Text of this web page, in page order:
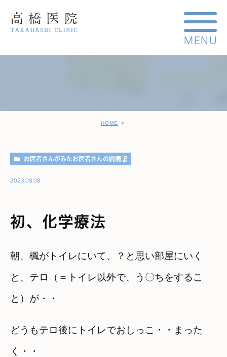
HOME
お医者さんがみたお医者さんの闘病記
2023.08.08
初、化学療法
朝、楓がトイレにいて、？と思い部屋にいく
と、テロ（＝トイレ以外で、う〇ちをするこ
と）が・・
どうもテロ後にトイレでおしっこ・・まった
く・・